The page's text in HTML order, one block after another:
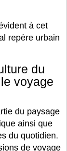
à cet
repère urbain
du
voyage
du paysage
ainsi que
du quotidien.
de voyage